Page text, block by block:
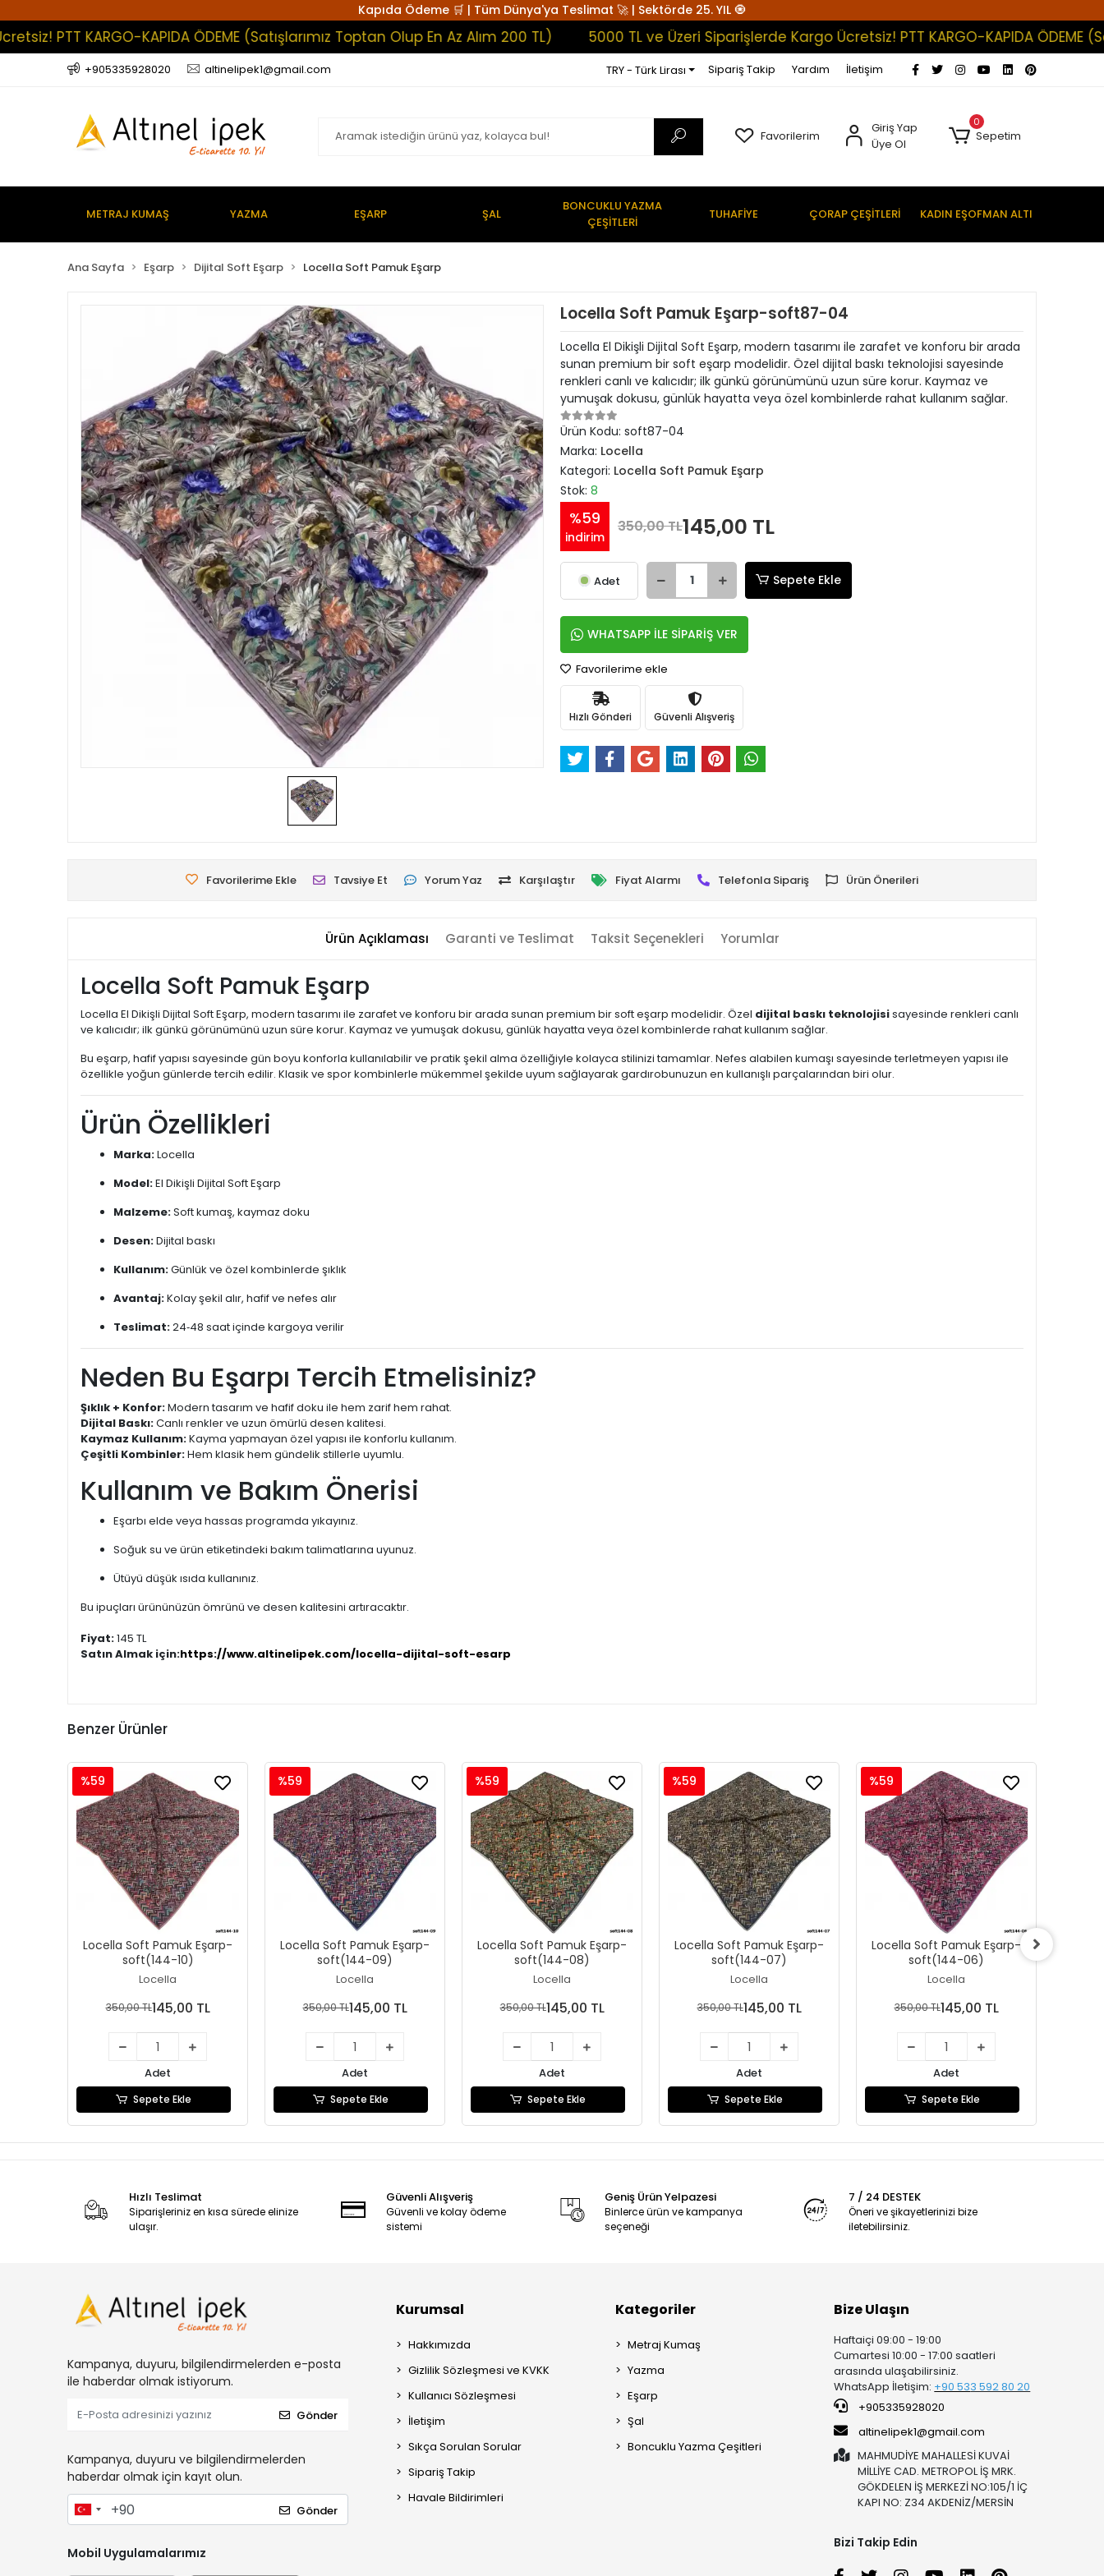
Kapıda Ödeme 🛒 | Tüm Dünya'ya Teslimat 🚀 | Sektörde 25. YIL 🧿
KARGO-KAPIDA ÖDEME (Satışlarımız Toptan Olup En Az Alım 200 TL) 5000 TL ve Üzeri Siparişlerde Kargo Ücretsiz! PTT KARGO-KAPIDA ÖDEME
+905335928020 altinelipek1@gmail.com TRY - Türk Lirası Sipariş Takip Yardım İletişim
Favorilerim
Giriş Yap
Üye Ol
0
Sepetim
METRAJ KUMAŞ YAZMA EŞARP ŞAL
BONCUKLU YAZMA
ÇEŞİTLERİ
TUHAFİYE ÇORAP ÇEŞİTLERİ KADIN EŞOFMAN ALTI
Ana Sayfa Eşarp Dijital Soft Eşarp Locella Soft Pamuk Eşarp
Locella Soft Pamuk Eşarp-soft87-04
Locella El Dikişli Dijital Soft Eşarp, modern tasarımı ile zarafet ve konforu bir arada
sunan premium bir soft eşarp modelidir. Özel dijital baskı teknolojisi sayesinde
renkleri canlı ve kalıcıdır; ilk günkü görünümünü uzun süre korur. Kaymaz ve
yumuşak dokusu, günlük hayatta veya özel kombinlerde rahat kullanım sağlar.
Ürün Kodu: soft87-04
Marka: Locella
Kategori: Locella Soft Pamuk Eşarp
Stok: 8
%59
indirim
350,00 TL145,00 TL
Adet Sepete Ekle
WHATSAPP İLE SİPARİŞ VER
Favorilerime ekle
Hızlı Gönderi Güvenli Alışveriş
Favorilerime Ekle Tavsiye Et Yorum Yaz Karşılaştır Fiyat Alarmı Telefonla Sipariş Ürün Önerileri
Ürün Açıklaması Garanti ve Teslimat Taksit Seçenekleri Yorumlar
Locella Soft Pamuk Eşarp
Locella El Dikişli Dijital Soft Eşarp, modern tasarımı ile zarafet ve konforu bir arada sunan premium bir soft eşarp modelidir. Özel dijital baskı teknolojisisayesinde renkleri canlı
ve kalıcıdır; ilk günkü görünümünü uzun süre korur. Kaymaz ve yumuşak dokusu, günlük hayatta veya özel kombinlerde rahat kullanım sağlar.
Bu eşarp, hafif yapısı sayesinde gün boyu konforla kullanılabilir ve pratik şekil alma özelliğiyle kolayca stilinizi tamamlar. Nefes alabilen kumaşı sayesinde terletmeyen yapısı ile
özellikle yoğun günlerde tercih edilir. Klasik ve spor kombinlerle mükemmel şekilde uyum sağlayarak gardırobunuzun en kullanışlı parçalarından biri olur.
Ürün Özellikleri
Marka:Locella
Model:El Dikişli Dijital Soft Eşarp
Malzeme:Soft kumaş, kaymaz doku
Desen:Dijital baskı
Kullanım:Günlük ve özel kombinlerde şıklık
Avantaj:Kolay şekil alır, hafif ve nefes alır
Teslimat:24‑48 saat içinde kargoya verilir
Neden Bu Eşarpı Tercih Etmelisiniz?
Şıklık + Konfor:Modern tasarım ve hafif doku ile hem zarif hem rahat.
Dijital Baskı:Canlı renkler ve uzun ömürlü desen kalitesi.
Kaymaz Kullanım:Kayma yapmayan özel yapısı ile konforlu kullanım.
Çeşitli Kombinler:Hem klasik hem gündelik stillerle uyumlu.
Kullanım ve Bakım Önerisi
Eşarbı elde veya hassas programda yıkayınız.
Soğuk su ve ürün etiketindeki bakım talimatlarına uyunuz.
Ütüyü düşük ısıda kullanınız.
Bu ipuçları ürününüzün ömrünü ve desen kalitesini artıracaktır.
Fiyat:145 TL
Satın Almak için:https://www.altinelipek.com/locella-dijital-soft-esarp
Benzer Ürünler
Locella Soft Pamuk Eşarp-
soft(144-10)
Locella
%59
350,00 TL145,00 TL
Adet
Sepete Ekle
Locella Soft Pamuk Eşarp-
soft(144-09)
Locella
%59
350,00 TL145,00 TL
Adet
Sepete Ekle
Locella Soft Pamuk Eşarp-
soft(144-08)
Locella
%59
350,00 TL145,00 TL
Adet
Sepete Ekle
Locella Soft Pamuk Eşarp-
soft(144-07)
Locella
%59
350,00 TL145,00 TL
Adet
Sepete Ekle
Locella Soft Pamuk Eşarp-
soft(144-06)
Locella
%59
350,00 TL145,00 TL
Adet
Sepete Ekle
Hızlı Teslimat
Siparişleriniz en kısa sürede elinize
ulaşır.
Güvenli Alışveriş
Güvenli ve kolay ödeme
sistemi
Geniş Ürün Yelpazesi
Binlerce ürün ve kampanya
seçeneği
7 / 24 DESTEK
Öneri ve şikayetlerinizi bize
iletebilirsiniz.
Kampanya, duyuru, bilgilendirmelerden e-posta
ile haberdar olmak istiyorum.
Gönder
Kampanya, duyuru ve bilgilendirmelerden
haberdar olmak için kayıt olun.
Gönder
Mobil Uygulamalarımız
Kurumsal
Hakkımızda
Gizlilik Sözleşmesi ve KVKK
Kullanıcı Sözleşmesi
İletişim
Sıkça Sorulan Sorular
Sipariş Takip
Havale Bildirimleri
Kategoriler
Metraj Kumaş
Yazma
Eşarp
Şal
Boncuklu Yazma Çeşitleri
Bize Ulaşın
Haftaiçi 09:00 - 19:00
Cumartesi 10:00 - 17:00 saatleri
arasında ulaşabilirsiniz.
WhatsApp İletişim: +90 533 592 80 20
+905335928020
altinelipek1@gmail.com
MAHMUDİYE MAHALLESİ KUVAİ
MİLLİYE CAD. METROPOL İŞ MRK.
GÖKDELEN İŞ MERKEZİ NO:105/1 İÇ
KAPI NO: Z34 AKDENİZ/MERSİN
Bizi Takip Edin